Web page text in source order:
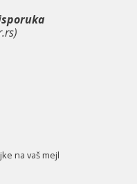
na vaš mejl